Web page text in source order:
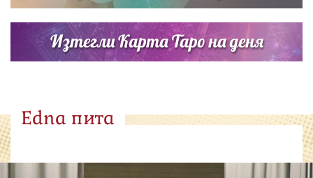
Изтегли Карта Таро на деня
Edna пита